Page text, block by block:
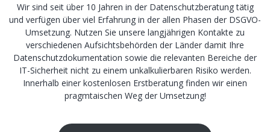
Wir sind seit über 10 Jahren in der Datenschutzberatung tätig
und verfügen über viel Erfahrung in der allen Phasen der DSGVO-
Umsetzung. Nutzen Sie unsere langjährigen Kontakte zu
verschiedenen Aufsichtsbehörden der Länder damit Ihre
Datenschutzdokumentation sowie die relevanten Bereiche der
IT-Sicherheit nicht zu einem unkalkulierbaren Risiko werden.
Innerhalb einer kostenlosen Erstberatung finden wir einen
pragmtaischen Weg der Umsetzung!